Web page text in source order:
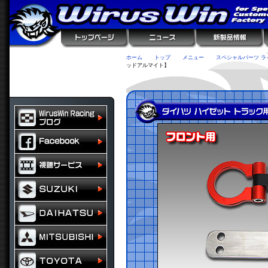
ホーム トップ メニュー
スペシャルパーツ ラ
ッドアルマイト】